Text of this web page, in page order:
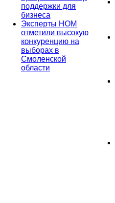
поддержки для
бизнеса
Эксперты НОМ
отметили высокую
конкуренцию на
выборах в
Смоленской
области